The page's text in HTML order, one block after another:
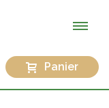
Panier